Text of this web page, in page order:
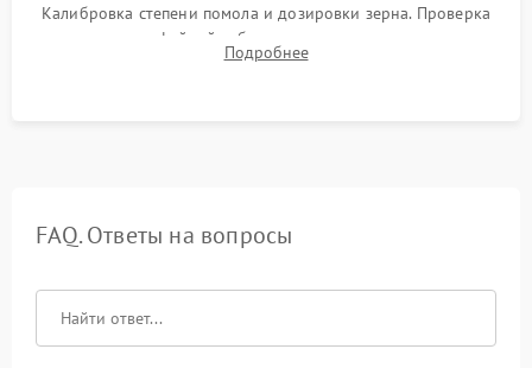
Калибровка степени помола и дозировки зерна. Проверка
плотности кофейной таблетки, температуры напитка и
качества молочной пены. Контроль отсутствия посторонних
Подробнее
FAQ. Ответы на вопросы